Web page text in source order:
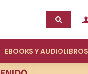
EBOOKS Y AUDIOLIBROS